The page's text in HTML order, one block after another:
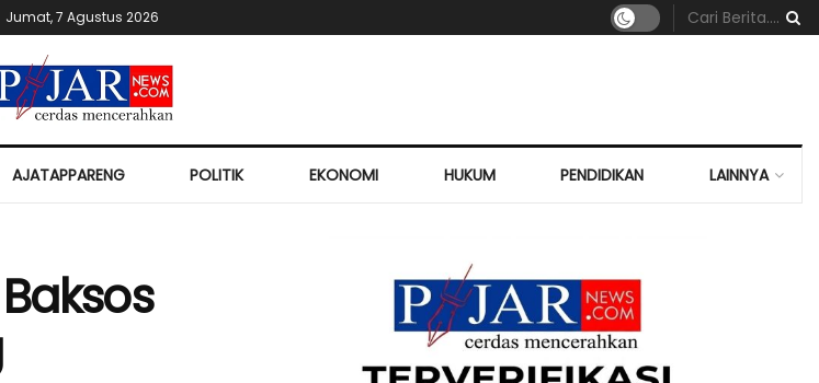
Jumat, 7 Agustus 2026
AJATAPPARENG POLITIK EKONOMI HUKUM PENDIDIKAN LAINNYA